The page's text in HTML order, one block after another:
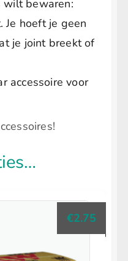
wilt bewaren:
Je hoeft je geen
je joint breekt of
accessoire voor
€2.75